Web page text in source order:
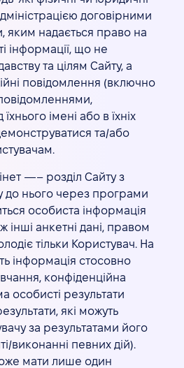
договірними
яким надається право на
інформації, що не
та цілям Сайту, а
повідомлення (включно
імені або в їхніх
та/або
—– розділ Сайту з
до нього через програми
особиста інформація
інші анкетні дані, правом
тільки Користувач. На
інформація стосовно
конфіденційна
особисті результати
які можуть
за результатами його
виконанні певних дій).
мати лише один